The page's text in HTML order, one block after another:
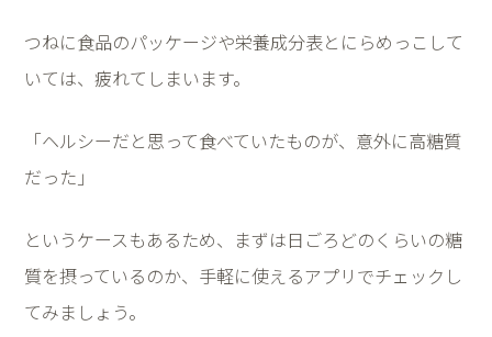
つねに食品のパッケージや栄養成分表とにらめっこして
いては、疲れてしまいます。
「ヘルシーだと思って食べていたものが、意外に高糖質
だった」
というケースもあるため、まずは日ごろどのくらいの糖
質を摂っているのか、手軽に使えるアプリでチェックし
てみましょう。